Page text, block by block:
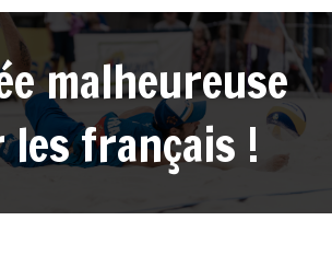
malheureuse
les français !